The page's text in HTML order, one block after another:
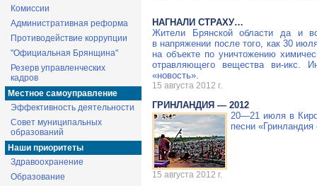
Комиссии
Административная реформа
Противодействие коррупции
"Официальная Брянщина"
Резерв управленческих
кадров
Местное самоуправление
Эффективность деятельности
Совет муниципальных
образований
Наши приоритеты
Здравоохранение
Образование
НАГНАЛИ СТРАХУ…
Жители Брянской области да и
в напряжении после того, как 30
на объекте по уничтожению
отравляющего вещества ви-икс.
«новость».
15 августа 2012 г.
ГРИНЛАНДИЯ — 2012
20—21 июля в
песни
15 августа 2012 г.